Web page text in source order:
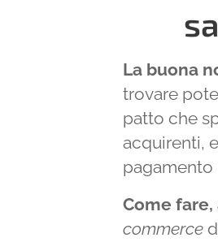
La buona
trovare
patto che
acquirenti,
pagamento
Come
commerce